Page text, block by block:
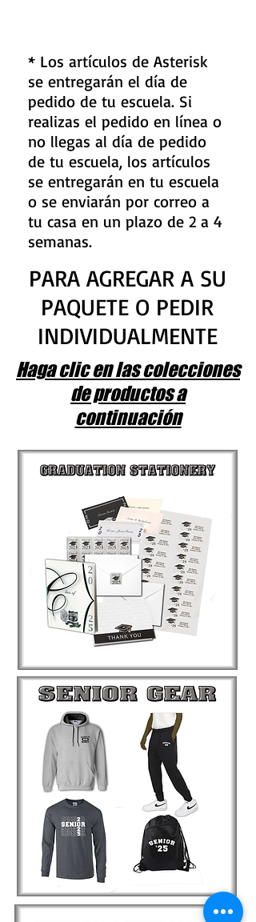
* Los artículos de Asterisk
se entregarán el día de
pedido de tu escuela. Si
realizas el pedido en línea o
no llegas al día de pedido
de tu escuela, los artículos
se entregarán en tu escuela
o se enviarán por correo a
tu casa en un plazo de 2 a 4
semanas.
PARA AGREGAR A SU
PAQUETE O PEDIR
INDIVIDUALMENTE
Haga clic en las colecciones
de productos a
continuación